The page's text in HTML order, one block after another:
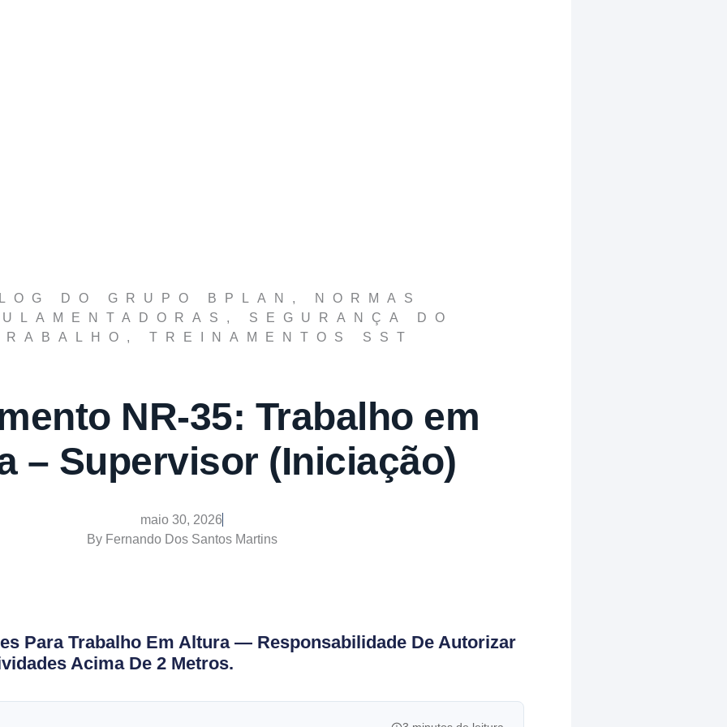
DO GRUPO BPLAN ,
NORMAS
, SEGURANÇA DO
, TREINAMENTOS SST
NR-35: Trabalho em
– Supervisor (Iniciação)
maio 30, 2026
ByFernando Dos Santos Martins
Para Trabalho Em Altura — Responsabilidade De Autorizar
Acima De 2 Metros.